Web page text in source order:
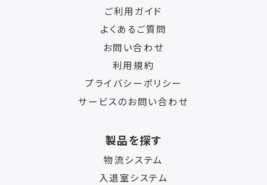
ご利用ガイド
よくあるご質問
お問い合わせ
利用規約
プライバシーポリシー
サービスのお問い合わせ
製品を探す
物流システム
入退室システム